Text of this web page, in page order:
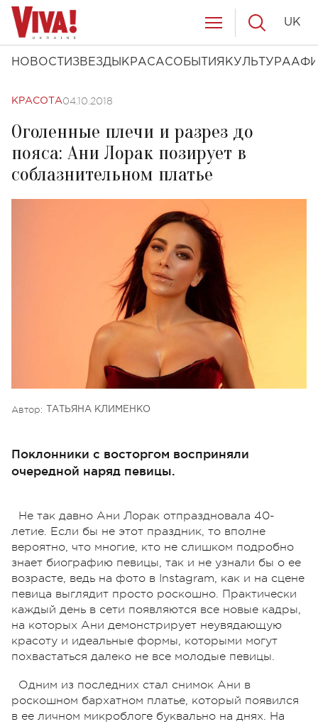
НОВОСТИ ЗВЕЗДЫ КРАСАСОБЫТИЯ КУЛЬТУРА
UK
КРАСОТА04.10.2018
Оголенные плечи и разрез до
пояса: Ани Лорак позирует в
соблазнительном платье
Автор: ТАТЬЯНА КЛИМЕНКО
Поклонники с восторгом восприняли
очередной наряд певицы.
Не так давно Ани Лорак отпраздновала 40-
летие. Если бы не этот праздник, то вполне
вероятно, что многие, кто не слишком подробно
знает биографию певицы, так и не узнали бы о ее
возрасте, ведь на фото в Instagram, как и на сцене
певица выглядит просто роскошно. Практически
каждый день в сети появляются все новые кадры,
на которых Ани демонстрирует неувядающую
красоту и идеальные формы, которыми могут
похвастаться далеко не все молодые певицы.
Одним из последних стал снимок Ани в
роскошном бархатном платье, который появился
в ее личном микроблоге буквально на днях. На